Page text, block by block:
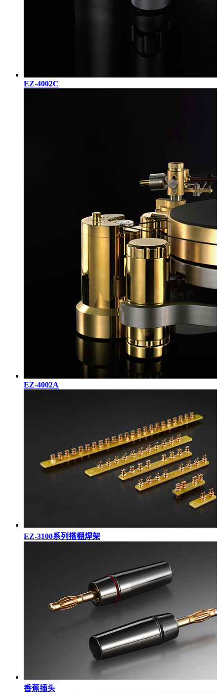
EZ-4002C
EZ-4002A
EZ-3100系列搭棚焊架
香蕉插头